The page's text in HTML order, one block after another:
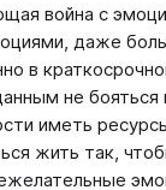
война с
даже
в
не
иметь
жить так,